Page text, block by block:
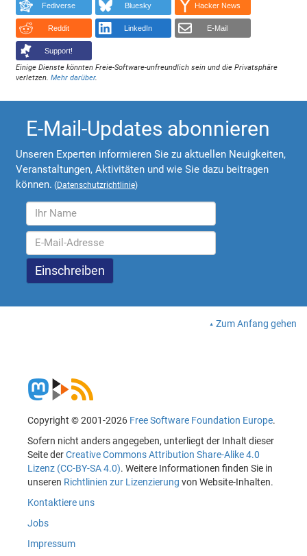
Fediverse Bluesky Hacker News
Reddit LinkedIn E-Mail
Support!
Einige Dienste könnten Freie-Software-unfreundlich sein und die Privatsphäre
verletzen.Mehr darüber.
E-Mail-Updates abonnieren
Unseren Experten informieren Sie zu aktuellen Neuigkeiten,
Veranstaltungen, Aktivitäten und wie Sie dazu beitragen
können. (Datenschutzrichtlinie)
Zum Anfang gehen
Copyright © 2001-2026 Free Software Foundation Europe.
Sofern nicht anders angegeben, unterliegt der Inhalt dieser
Seite derCreative Commons Attribution Share-Alike 4.0
Lizenz (CC-BY-SA 4.0). Weitere Informationen finden Sie in
unseren Richtlinien zur Lizenzierung von Website-Inhalten.
Kontaktiere uns
Jobs
Impressum